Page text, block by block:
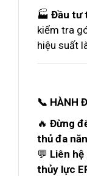
🏭 Đầu tư
kiểm tra
hiệu suất
📞 HÀNH
🔥 Đừng
thủ đa
💬 Liên
thủy lực